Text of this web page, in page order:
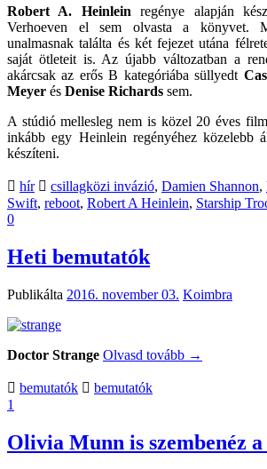
Robert A. Heinleinregénye alapján
Verhoeven el sem olvasta a könyvet.
unalmasnak találta és két fejezet utána
saját ötleteit is. Az újabb változatban a
akárcsak az erős B kategóriába süllyedt
Meyer és Denise Richards sem.
A stúdió mellesleg nem is közel 20 éves
inkább egy Heinlein regényéhez közelebb
készíteni.
hír csillagközi invázió, Damien Shannon,
Swift, reboot, Robert A Heinlein, Starship
0
Heti bemutatók
Publikálta 2016. november 03. Koimbra
Doctor Strange Olvasd tovább →
bemutatók
bemutatók
1
Olivia Munn is szembenéz